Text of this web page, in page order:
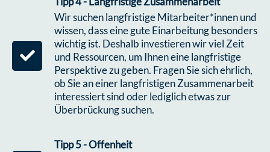
Wir suchen langfristige Mitarbeiter*innen und
wissen, dass eine gute Einarbeitung besonders
wichtig ist. Deshalb investieren wir viel Zeit
und Ressourcen, um Ihnen eine langfristige
Perspektive zu geben. Fragen Sie sich ehrlich,
ob Sie an einer langfristigen Zusammenarbeit
interessiert sind oder lediglich etwas zur
Überbrückung suchen.
Tipp 5 - Offenheit